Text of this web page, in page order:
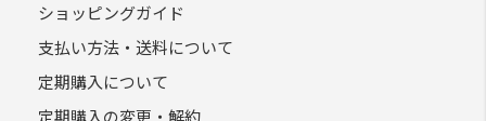
ショッピングガイド
支払い方法・送料について
定期購入について
定期購入の変更・解約